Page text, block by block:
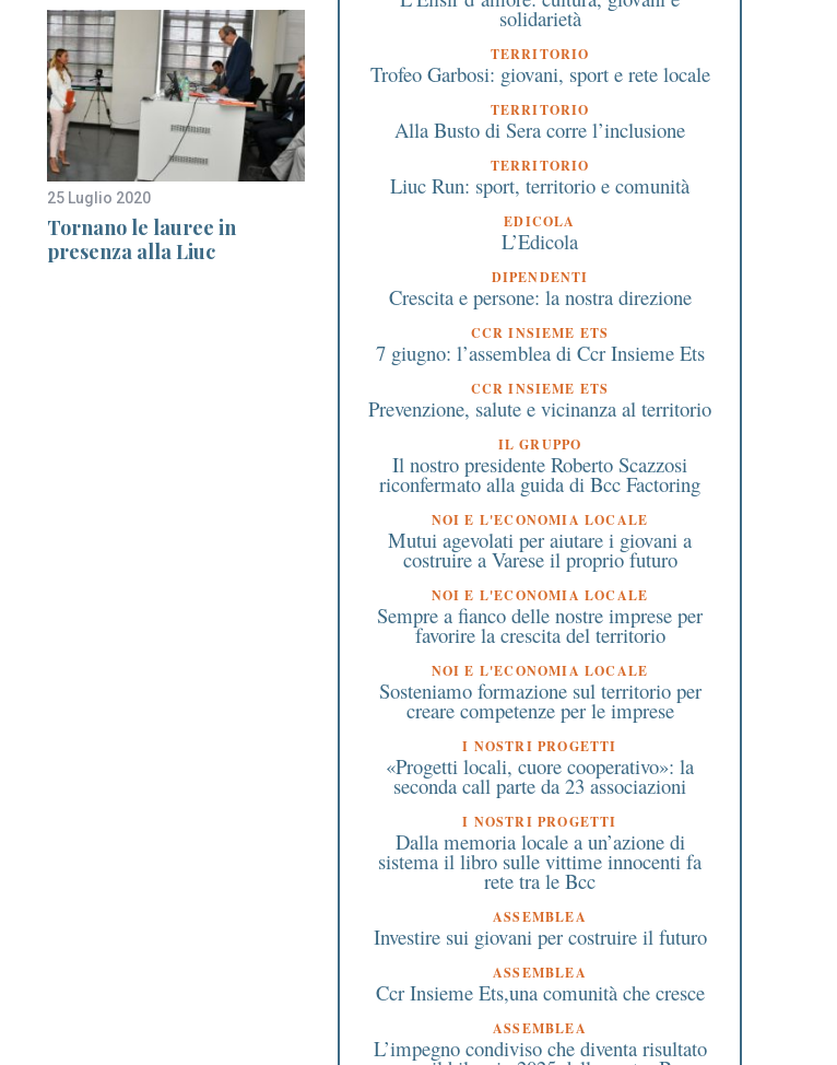
25 Luglio 2020
Tornano le lauree in
presenza alla Liuc
30 Gennaio 2024
Nasce Servizi Confindustria
12 Febbraio 2019
disposizione 9 milioni
solidarietà
TERRITORIO
Trofeo Garbosi: giovani, sport e rete locale
TERRITORIO
Alla Busto di Sera corre l’inclusione
TERRITORIO
Liuc Run: sport, territorio e comunità
EDICOLA
L’Edicola
DIPENDENTI
Crescita e persone: la nostra direzione
CCR INSIEME ETS
7 giugno: l’assemblea di Ccr Insieme Ets
CCR INSIEME ETS
Prevenzione, salute e vicinanza al territorio
IL GRUPPO
Il nostro presidente Roberto Scazzosi
riconfermato alla guida di Bcc Factoring
NOI E L'ECONOMIA LOCALE
Mutui agevolati per aiutare i giovani a
costruire a Varese il proprio futuro
NOI E L'ECONOMIA LOCALE
Sempre a fianco delle nostre imprese per
favorire la crescita del territorio
NOI E L'ECONOMIA LOCALE
Sosteniamo formazione sul territorio per
creare competenze per le imprese
I NOSTRI PROGETTI
«Progetti locali, cuore cooperativo»: la
seconda call parte da 23 associazioni
I NOSTRI PROGETTI
Dalla memoria locale a un’azione di
sistema il libro sulle vittime innocenti fa
rete tra le Bcc
ASSEMBLEA
Investire sui giovani per costruire il futuro
ASSEMBLEA
Ccr Insieme Ets,una comunità che cresce
ASSEMBLEA
L’impegno condiviso che diventa risultato